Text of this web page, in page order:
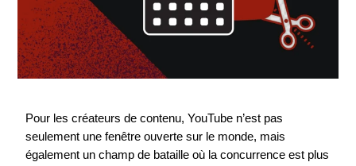
Pour les créateurs de contenu, YouTube n’est pas
seulement une fenêtre ouverte sur le monde, mais
également un champ de bataille où la concurrence est plus